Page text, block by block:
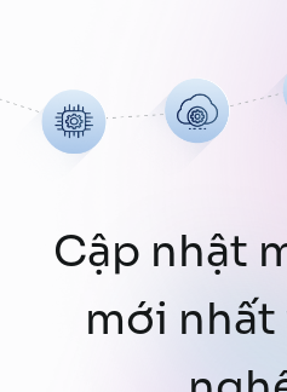
Cập nhật
mới